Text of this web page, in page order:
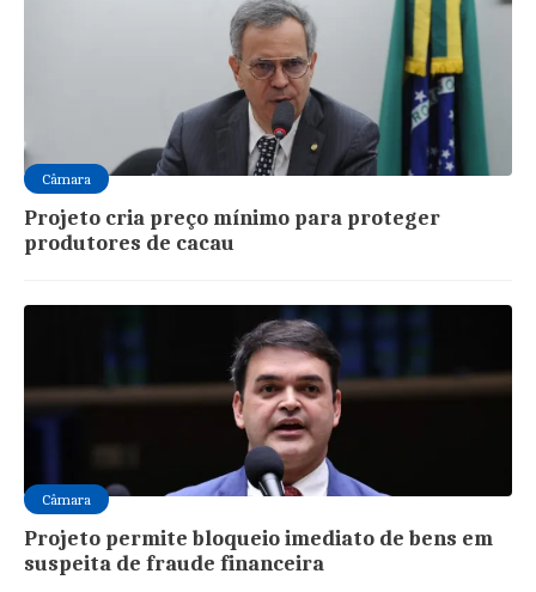
Câmara
Projeto cria preço mínimo para proteger
produtores de cacau
Câmara
Projeto permite bloqueio imediato de bens em
suspeita de fraude financeira